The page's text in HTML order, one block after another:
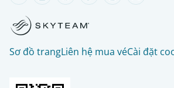
Sơ đồ trangLiên hệ mua véCài đặt